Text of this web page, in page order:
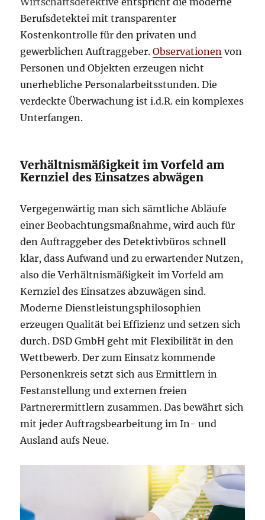
Berufsdetektei mit transparenter
Kostenkontrolle für den privaten und
gewerblichen Auftraggeber.Observationen von
Personen und Objekten erzeugen nicht
unerhebliche Personalarbeitsstunden. Die
verdeckte Überwachung ist i.d.R. ein komplexes
Unterfangen.
Verhältnismäßigkeit im Vorfeld am
Kernziel des Einsatzes abwägen
Vergegenwärtig man sich sämtliche Abläufe
einer Beobachtungsmaßnahme, wird auch für
den Auftraggeber des Detektivbüros schnell
klar, dass Aufwand und zu erwartender Nutzen,
also die Verhältnismäßigkeit im Vorfeld am
Kernziel des Einsatzes abzuwägen sind.
Moderne Dienstleistungsphilosophien
erzeugen Qualität bei Effizienz und setzen sich
durch. DSD GmbH geht mit Flexibilität in den
Wettbewerb. Der zum Einsatz kommende
Personenkreis setzt sich aus Ermittlern in
Festanstellung und externen freien
Partnerermittlern zusammen. Das bewährt sich
mit jeder Auftragsbearbeitung im In- und
Ausland aufs Neue.